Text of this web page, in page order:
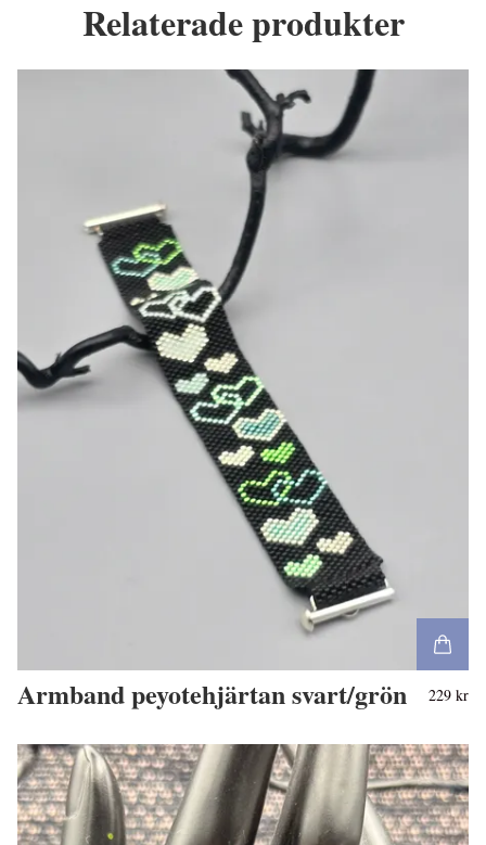
Relaterade produkter
Armband peyotehjärtan svart/grön 229 kr